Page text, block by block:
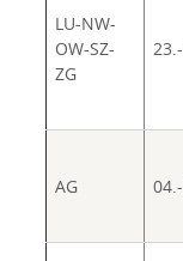
LU-NW-
OW-SZ-
ZG
AG